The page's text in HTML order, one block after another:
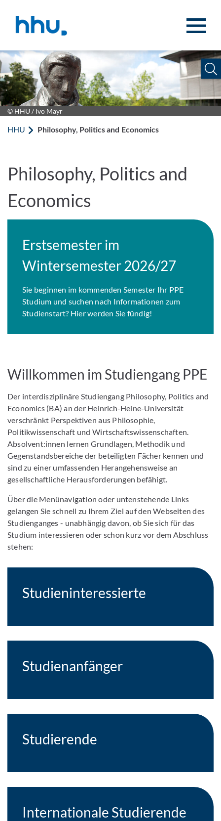
© HHU / Ivo Mayr
HHU Philosophy, Politics and Economics
Philosophy, Politics and
Economics
Erstsemester im
Wintersemester 2026/27
Sie beginnen im kommenden Semester Ihr PPE
Studium und suchen nach Informationen zum
Studienstart? Hier werden Sie fündig!
Willkommen im Studiengang PPE
Der interdisziplinäre Studiengang Philosophy, Politics and
Economics (BA) an der Heinrich-Heine-Universität
verschränkt Perspektiven aus Philosophie,
Politikwissenschaft und Wirtschaftswissenschaften.
Absolvent:innen lernen Grundlagen, Methodik und
Gegenstandsbereiche der beteiligten Fächer kennen und
sind zu einer umfassenden Herangehensweise an
gesellschaftliche Herausforderungen befähigt.
Über die Menünavigation oder untenstehende Links
gelangen Sie schnell zu Ihrem Ziel auf den Webseiten des
Studienganges - unabhängig davon, ob Sie sich für das
Studium interessieren oder schon kurz vor dem Abschluss
stehen:
Studieninteressierte
Studienanfänger
Studierende
Internationale Studierende